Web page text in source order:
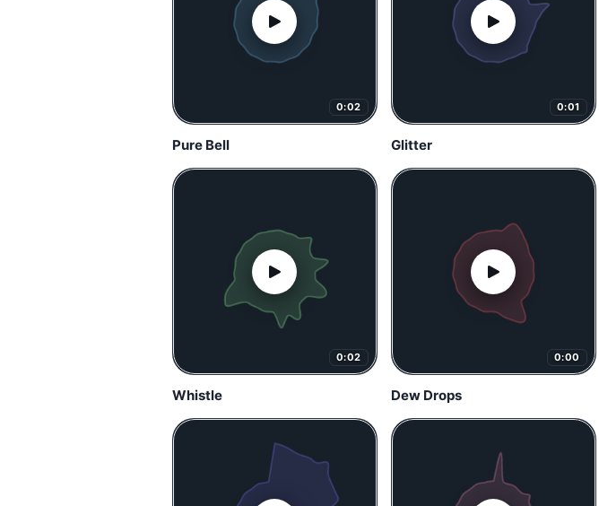
0:02
Pure Bell
0:01
Glitter
0:02
Whistle
0:00
Dew Drops